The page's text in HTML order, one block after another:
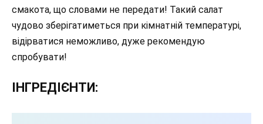
смакота, що словами не передати! Такий салат
чудово зберігатиметься при кімнатній температурі,
відірватися неможливо, дуже рекомендую
спробувати!
ІНГРЕДІЄНТИ: